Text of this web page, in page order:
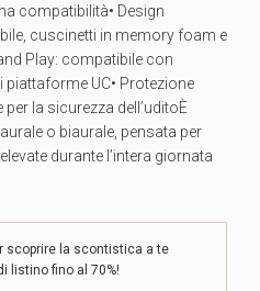
compatibilità• Design
cuscinetti in memory foam e
Play: compatibile con
UC• Protezione
la sicurezza dell’uditoÈ
o biaurale, pensata per
durante l’intera giornata
scoprire la scontistica a te
listino fino al 70%!